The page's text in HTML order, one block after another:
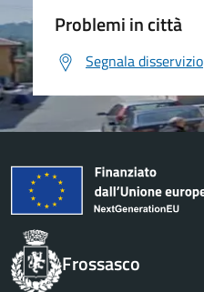
Problemi in città
Segnala disservizio
Frossasco